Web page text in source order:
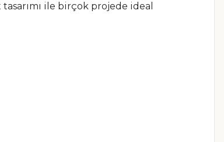
ile birçok projede ideal